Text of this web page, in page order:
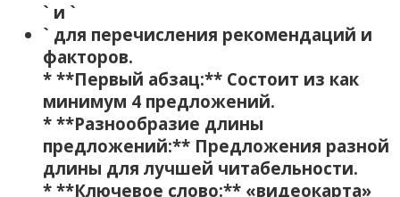
` и `
` для перечисления рекомендаций и
факторов.
* **Первый абзац:** Состоит из как
минимум 4 предложений.
* **Разнообразие длины
предложений:** Предложения разной
длины для лучшей читабельности.
* **Ключевое слово:** «видеокарта»